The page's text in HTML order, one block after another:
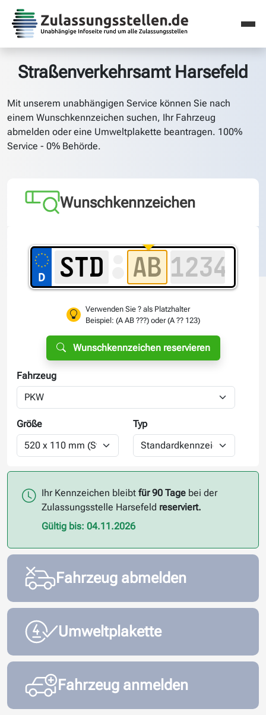
Straßenverkehrsamt Harsefeld
Mit unserem unabhängigen Service können Sie nach
einem Wunschkennzeichen suchen, Ihr Fahrzeug
abmelden oder eine Umweltplakette beantragen. 100%
Service - 0% Behörde.
Wunschkennzeichen
Verwenden Sie ? als Platzhalter
Beispiel: (A AB ???) oder (A ?? 123)
Wunschkennzeichen reservieren
Fahrzeug
Größe Typ
Ihr Kennzeichen bleibtfür 90 Tage bei der
Zulassungsstelle Harsefeld reserviert.
Gültig bis: 04.11.2026
Fahrzeug abmelden
Umweltplakette
Fahrzeug anmelden